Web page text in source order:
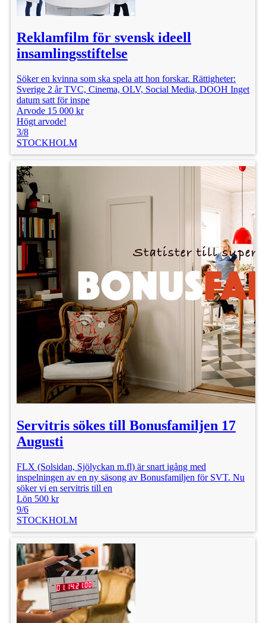
Reklamfilm för svensk ideell
insamlingsstiftelse
Söker en kvinna som ska spela att hon forskar. Rättigheter:
Sverige 2 år TVC, Cinema, OLV, Social Media, DOOH Inget
datum satt för inspe
Arvode 15 000 kr
Högt arvode!
3/8
STOCKHOLM
Servitris sökes till Bonusfamiljen 17
Augusti
FLX (Solsidan, Sjölyckan m.fl) är snart igång med
inspelningen av en ny säsong av Bonusfamiljen för SVT. Nu
söker vi en servitris till en
Lön 500 kr
9/6
STOCKHOLM